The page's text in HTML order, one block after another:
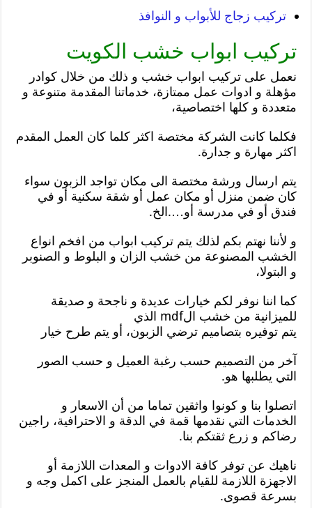
تركيب زجاج للأبواب و النوافذ
تركيب ابواب خشب الكويت
نعمل على تركيب ابواب خشب و ذلك من خلال كوادر
مؤهلة و ادوات عمل ممتازة، خدماتنا المقدمة متنوعة و
متعددة و كلها اختصاصية،
فكلما كانت الشركة مختصة اكثر كلما كان العمل المقدم
اكثر مهارة و جدارة.
يتم ارسال ورشة مختصة الى مكان تواجد الزبون سواء
كان ضمن منزل أو مكان عمل أو شقة سكنية أو في
فندق أو في مدرسة أو….الخ.
و لأننا نهتم بكم لذلك يتم تركيب ابواب من افخم انواع
الخشب المصنوعة من خشب الزان و البلوط و الصنوبر
و البتولا،
كما اننا نوفر لكم خيارات عديدة و ناجحة و صديقة
للميزانية من خشب الmdf الذي
يتم توفيره بتصاميم ترضي الزبون، أو يتم طرح خيار
آخر من التصميم حسب رغبة العميل و حسب الصور
التي يطلبها هو.
اتصلوا بنا و كونوا واثقين تماما من أن الاسعار و
الخدمات التي نقدمها قمة في الدقة و الاحترافية، راجين
رضاكم و زرع ثقتكم بنا.
ناهيك عن توفر كافة الادوات و المعدات اللازمة أو
الاجهزة اللازمة للقيام بالعمل المنجز على اكمل وجه و
بسرعة قصوى.